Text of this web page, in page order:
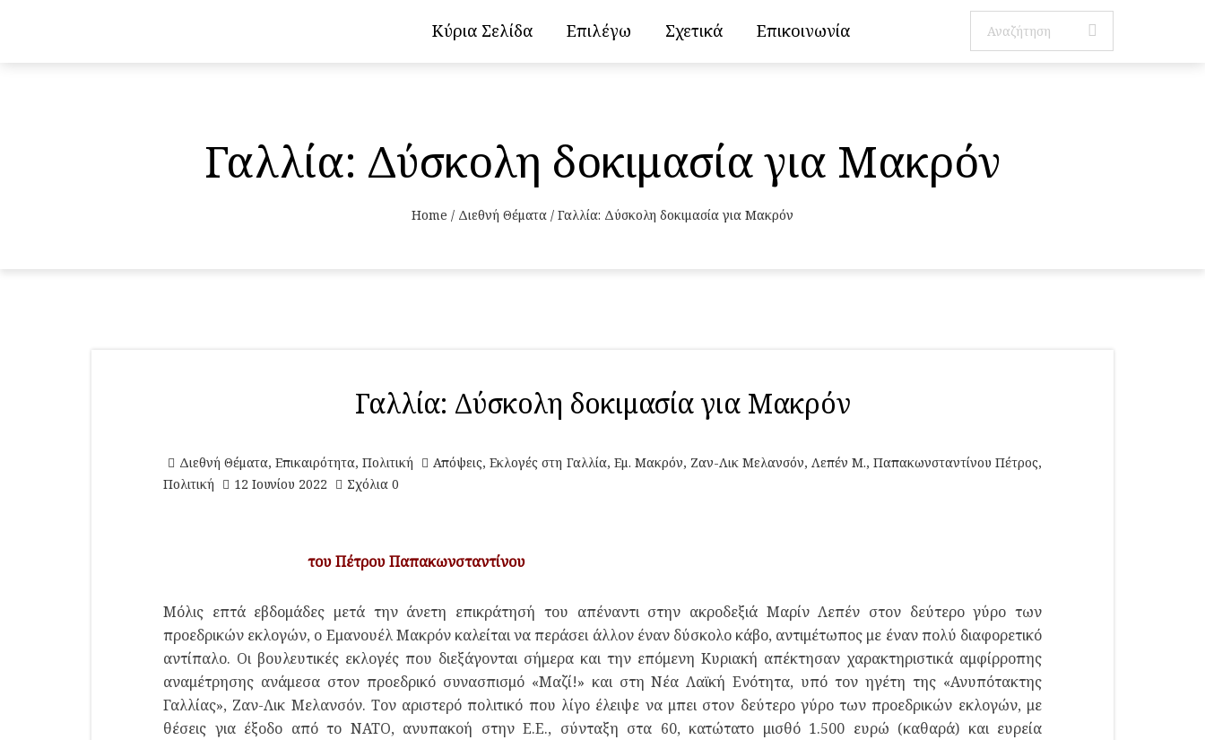
Κύρια Σελίδα Επιλέγω Σχετικά Επικοινωνία
Γαλλία: Δύσκολη δοκιμασία για Μακρόν
Home / Διεθνή Θέματα / Γαλλία: Δύσκολη δοκιμασία για Μακρόν
Γαλλία: Δύσκολη δοκιμασία για Μακρόν
Διεθνή Θέματα,Επικαιρότητα,Πολιτική Απόψεις,Εκλογές στη Γαλλία, Εμ. Μακρόν, Ζαν-Λικ Μελανσόν, Λεπέν Μ.,Παπακωνσταντίνου Πέτρος,
Πολιτική
12 Ιουνίου 2022 Σχόλια 0
του Πέτρου Παπακωνσταντίνου
Μόλις επτά εβδομάδες μετά την άνετη επικράτησή του απέναντι στην ακροδεξιά Μαρίν Λεπέν στον δεύτερο γύρο των
προεδρικών εκλογών, ο Εμανουέλ Μακρόν καλείται να περάσει άλλον έναν δύσκολο κάβο, αντιμέτωπος με έναν πολύ διαφορετικό
αντίπαλο. Οι βουλευτικές εκλογές που διεξάγονται σήμερα και την επόμενη Κυριακή απέκτησαν χαρακτηριστικά αμφίρροπης
αναμέτρησης ανάμεσα στον προεδρικό συνασπισμό «Μαζί!» και στη Νέα Λαϊκή Ενότητα, υπό τον ηγέτη της «Ανυπότακτης
Γαλλίας», Ζαν-Λικ Μελανσόν. Τον αριστερό πολιτικό που λίγο έλειψε να μπει στον δεύτερο γύρο των προεδρικών εκλογών, με
θέσεις για έξοδο από το ΝΑΤΟ, ανυπακοή στην Ε.Ε., σύνταξη στα 60, κατώτατο μισθό 1.500 ευρώ (καθαρά) και ευρεία